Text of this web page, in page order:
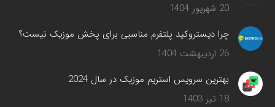
20 شهریور 1404
چرا دیستروکید پلتفرم مناسبی برای پخش موزیک نیست؟
26 اردیبهشت 1404
بهترین سرویس‌ استریم موزیک در سال 2024
18 تیر 1403